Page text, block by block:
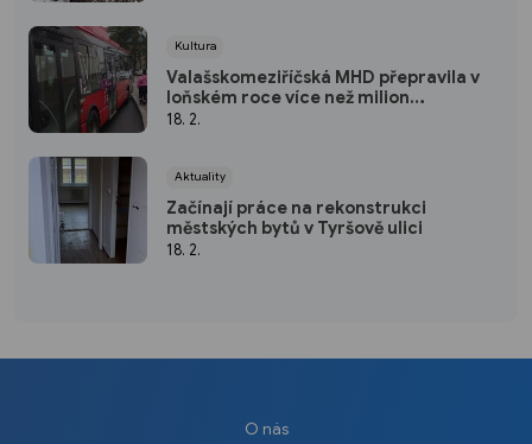
Kultura
Valašskomeziříčská MHD přepravila v
loňském roce více než milion
cestujících
18. 2.
Aktuality
Začínají práce na rekonstrukci
městských bytů v Tyršově ulici
18. 2.
O nás